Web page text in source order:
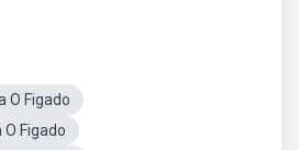
O Figado
Figado